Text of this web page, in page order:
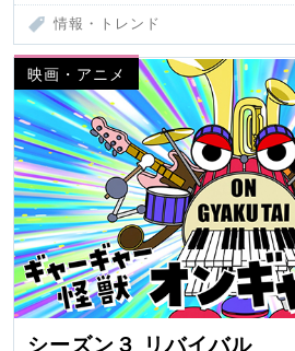
情報・トレンド
映画・アニメ
シーズン３ リバイバル